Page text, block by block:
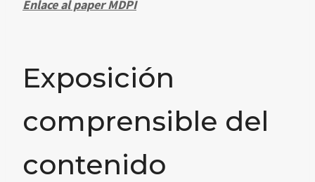
Enlace al paper MDPI
Exposición
comprensible del
contenido